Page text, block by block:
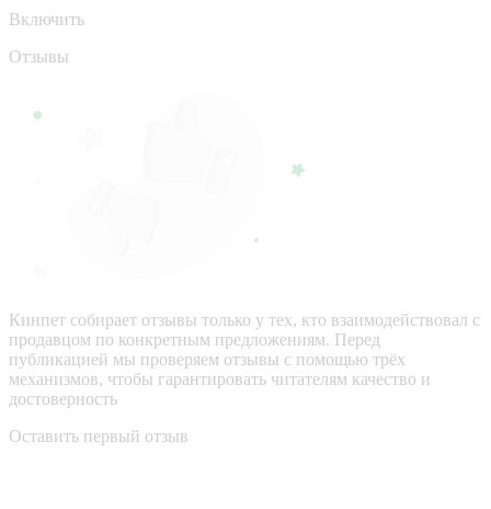
Включить
Отзывы
Кинпет собирает отзывы только у тех, кто взаимодействовал с
продавцом по конкретным предложениям. Перед
публикацией мы проверяем отзывы с помощью трёх
механизмов, чтобы гарантировать читателям качество и
достоверность
Оставить первый отзыв